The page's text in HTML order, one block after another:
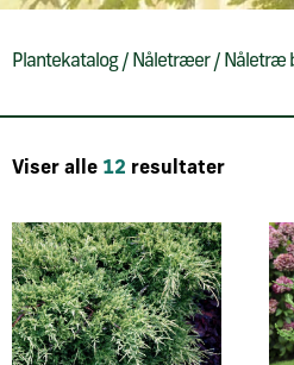
Plantekatalog/ Nåletræer/ Nåletræ
Viser alle 12 resultater